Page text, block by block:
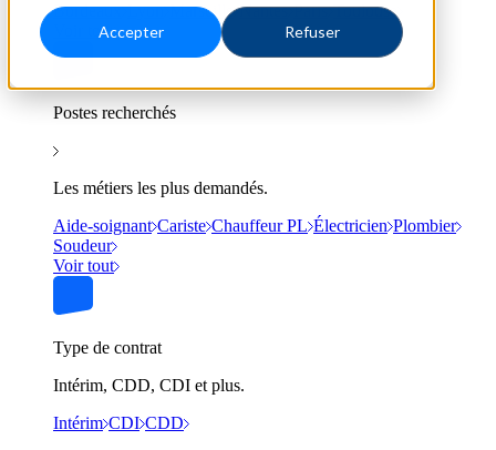
Accepter Refuser
Bordeaux Lyon Marseille Nantes Paris Toulouse
Voir tout
Postes recherchés
Les métiers les plus demandés.
Aide-soignant Cariste Chauffeur PL Électricien Plombier
Soudeur
Voir tout
Type de contrat
Intérim, CDD, CDI et plus.
Intérim CDI CDD